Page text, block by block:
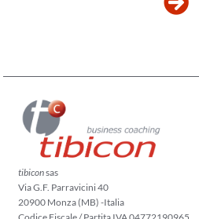
tibiconsas
Via G.F. Parravicini 40
20900 Monza (MB) -Italia